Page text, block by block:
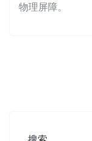
物理屏障。